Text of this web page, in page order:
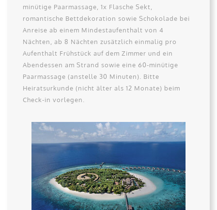
minütige Paarmassage, 1x Flasche Sekt,
romantische Bettdekoration sowie Schokolade bei
Anreise ab einem Mindestaufenthalt von 4
Nächten, ab 8 Nächten zusätzlich einmalig pro
Aufenthalt Frühstück auf dem Zimmer und ein
Abendessen am Strand sowie eine 60-minütige
Paarmassage (anstelle 30 Minuten). Bitte
Heiratsurkunde (nicht älter als 12 Monate) beim
Check-in vorlegen.